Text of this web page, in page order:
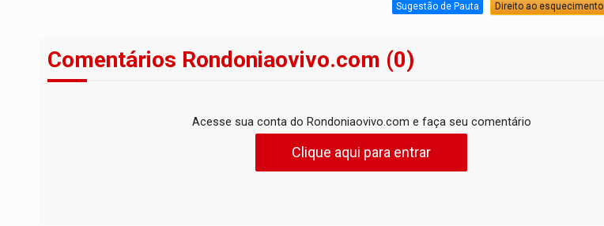
Sugestão de Pauta Direito ao esquecimento
Comentários Rondoniaovivo.com (0)
Acesse sua conta do Rondoniaovivo.com e faça seu comentário
Clique aqui para entrar